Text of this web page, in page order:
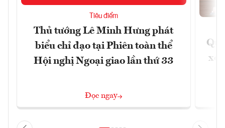
Tiêu điểm
Thủ tướng Lê Minh Hưng phát
biểu chỉ đạo tại Phiên toàn thể
Hội nghị Ngoại giao lần thứ 33
Đọc ngay